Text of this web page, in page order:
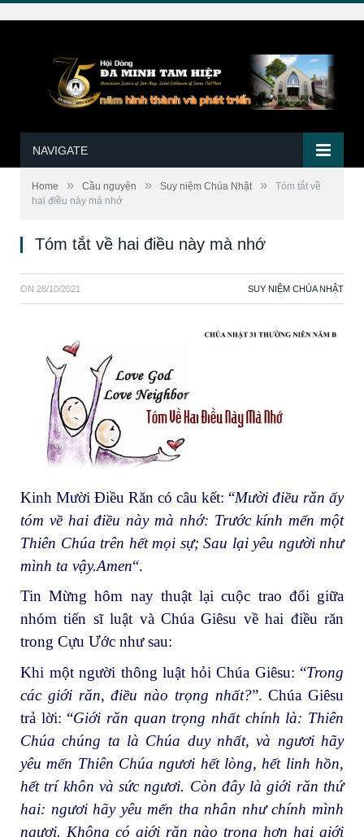
NAVIGATE
Home » Cầu nguyện » Suy niệm Chúa Nhật »
Tóm tắt về
hai điều này mà nhớ
Tóm tắt về hai điều này mà nhớ
ON 28/10/2021 SUY NIỆM CHÚA NHẬT
Kinh Mười Điều Răn có câu kết: “Mười điều răn ấy
tóm về hai điều này mà nhớ: Trước kính mến một
Thiên Chúa trên hết mọi sự; Sau lại yêu người như
mình ta vậy.Amen“.
Tin Mừng hôm nay thuật lại cuộc trao đổi giữa
nhóm tiến sĩ luật và Chúa Giêsu về hai điều răn
trong Cựu Ước như sau:
Khi một người thông luật hỏi Chúa Giêsu: “Trong
các giới răn, điều nào trọng nhất?”. Chúa Giêsu
trả lời: “Giới răn quan trọng nhất chính là: Thiên
Chúa chúng ta là Chúa duy nhất, và ngươi hãy
yêu mến Thiên Chúa ngươi hết lòng, hết linh hồn,
hết trí khôn và sức ngươi. Còn đây là giới răn thứ
hai: ngươi hãy yêu mến tha nhân như chính mình
ngươi. Không có giới răn nào trọng hơn hai giới